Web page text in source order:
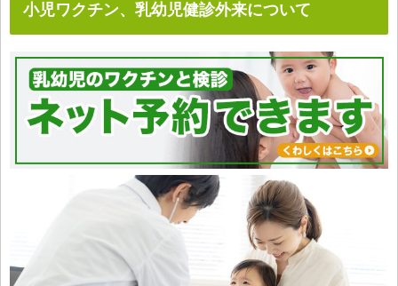
小児ワクチン、乳幼児健診外来について